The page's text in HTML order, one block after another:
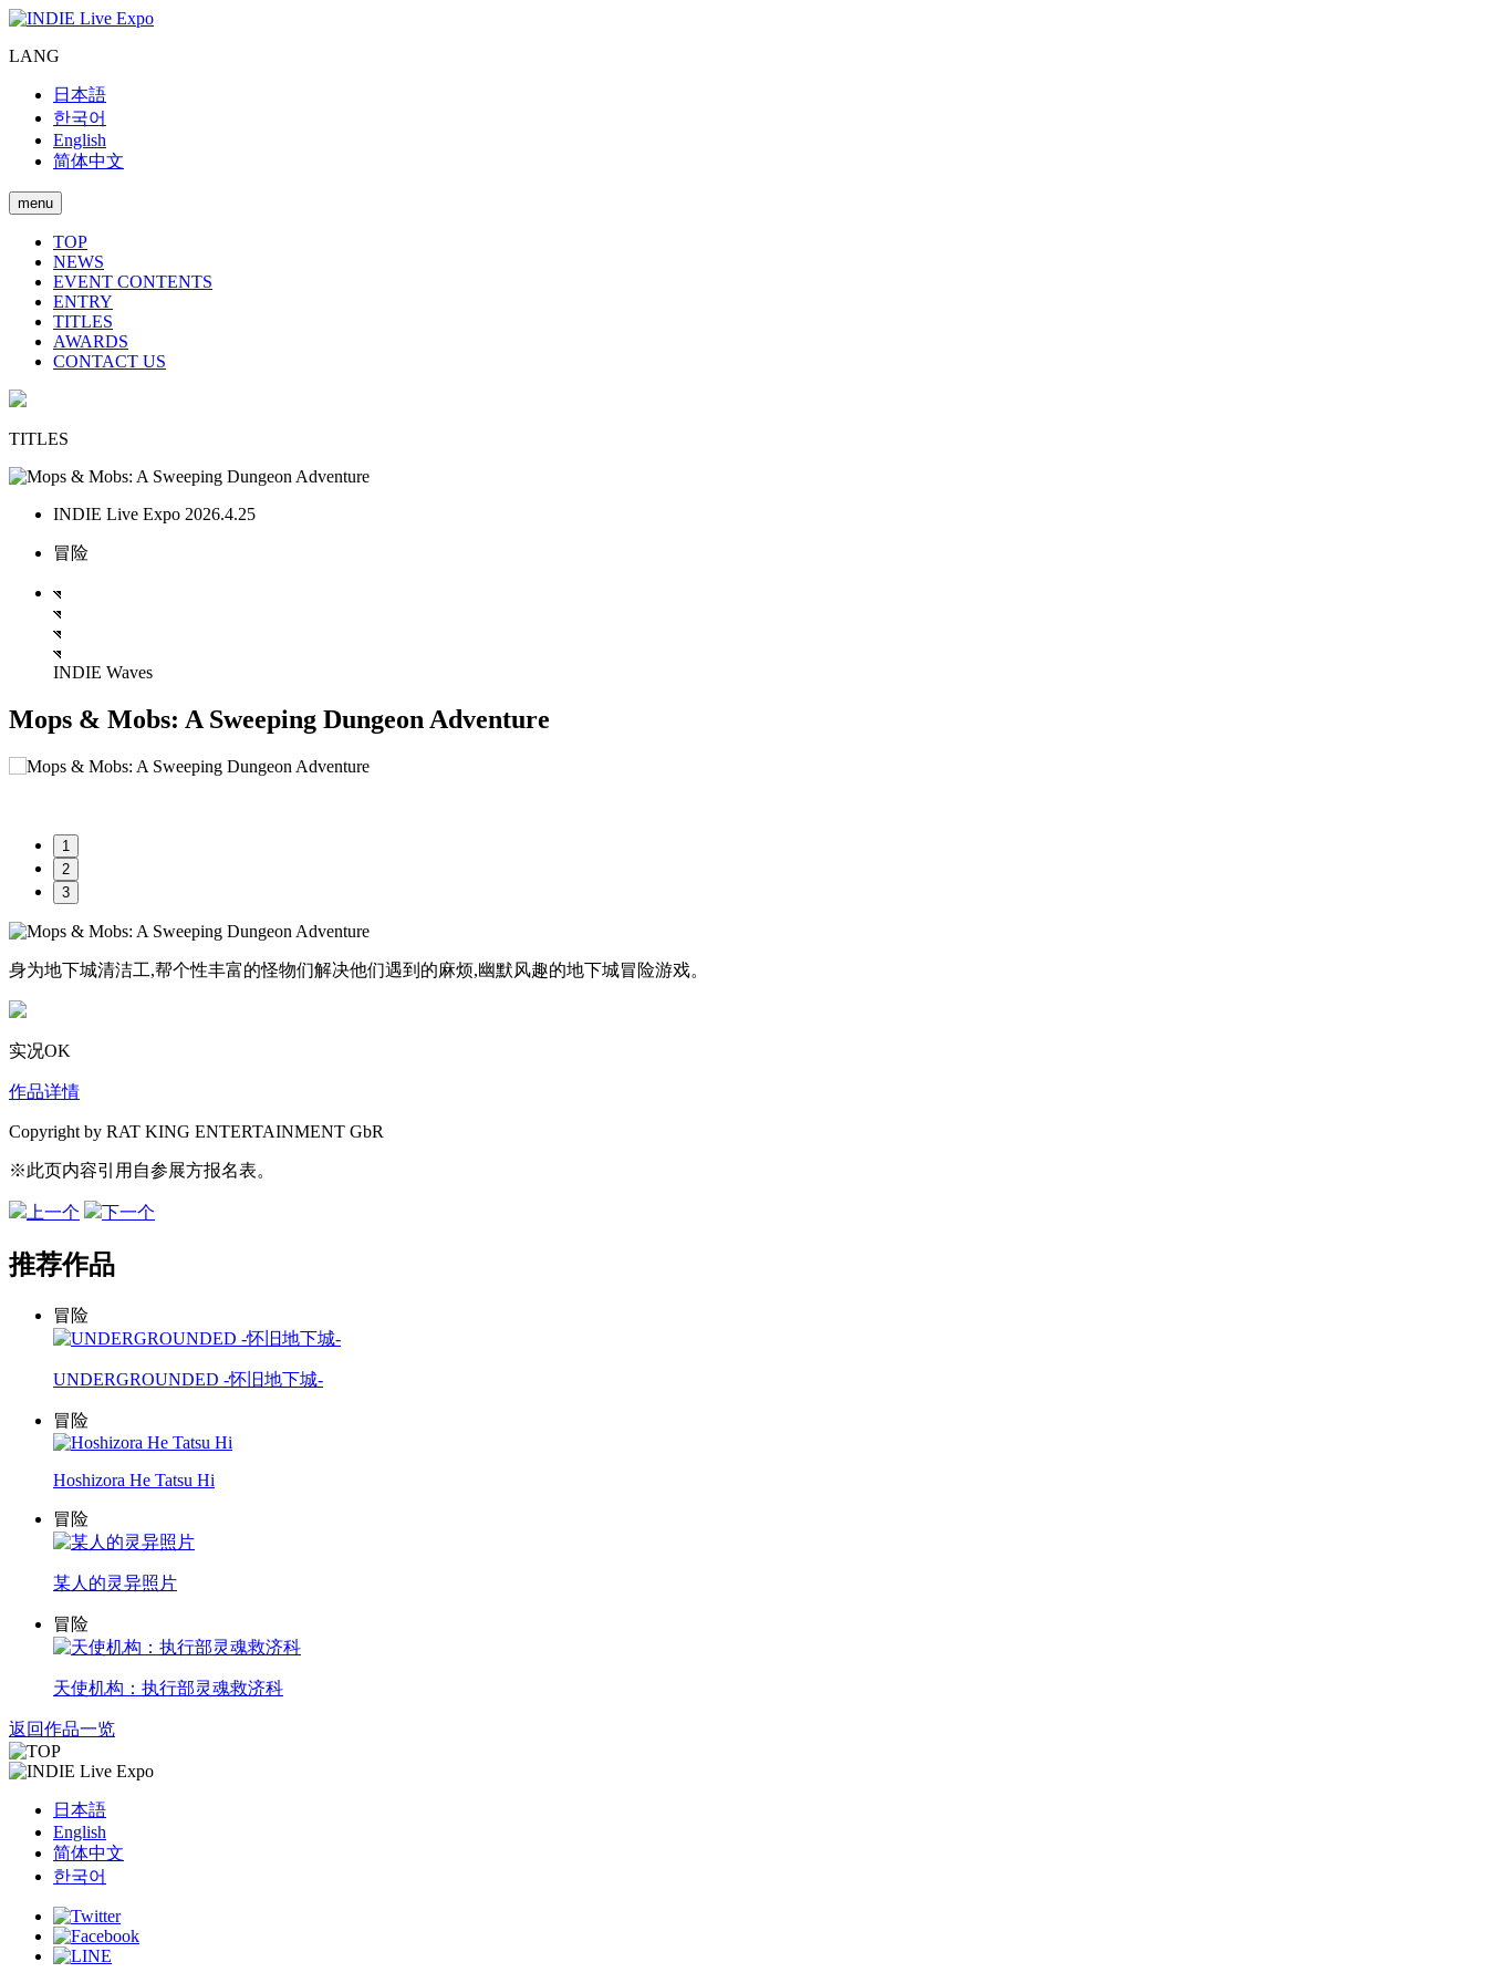
LANG
日本語
한국어
English
简体中文
menu
TOP
NEWS
EVENT CONTENTS
ENTRY
TITLES
AWARDS
CONTACT US
TITLES
INDIE Live Expo 2026.4.25
冒险
INDIE Waves
Mops & Mobs: A Sweeping Dungeon Adventure
1
2
3
身为地下城清洁工,帮个性丰富的怪物们解决他们遇到的麻烦,幽默风趣的地下城冒险游戏。
实况OK
作品详情
Copyright by RAT KING ENTERTAINMENT GbR
※此页内容引用自参展方报名表。
上一个 下一个
推荐作品
冒险
UNDERGROUNDED -怀旧地下城-
冒险
Hoshizora He Tatsu Hi
冒险
某人的灵异照片
冒险
天使机构：执行部灵魂救济科
返回作品一览
日本語
English
简体中文
한국어